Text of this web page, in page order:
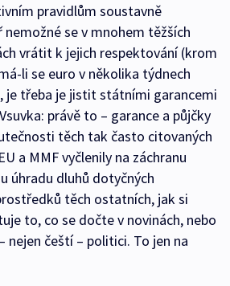
pravidlům soustavně
se v mnohem těžších
vrátit k jejich respektování (krom
li se euro v několika týdnech
je třeba je jistit státními garancemi
právě to – garance a půjčky
těch tak často citovaných
a MMF vyčlenily na záchranu
úhradu dluhů dotyčných
těch ostatních, jak si
to, co se dočte v novinách, nebo
nejen čeští – politici. To jen na